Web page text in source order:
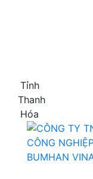
Tỉnh
Thanh
Hóa